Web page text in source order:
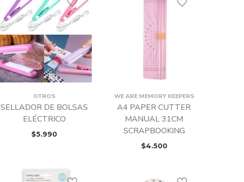
OTROS
SELLADOR DE BOLSAS
ELÉCTRICO
$5.990
WE ARE MEMORY KEEPERS
A4 PAPER CUTTER
MANUAL 31CM
SCRAPBOOKING
$4.500